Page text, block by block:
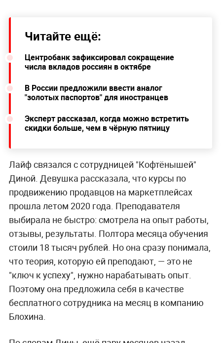
Читайте ещё:
Центробанк зафиксировал сокращение
числа вкладов россиян в октябре
В России предложили ввести аналог
"золотых паспортов" для иностранцев
Эксперт рассказал, когда можно встретить
скидки больше, чем в чёрную пятницу
Лайф связался с сотрудницей "Кофтёнышей"
Диной. Девушка рассказала, что курсы по
продвижению продавцов на маркетплейсах
прошла летом 2020 года. Преподавателя
выбирала не быстро: смотрела на опыт работы,
отзывы, результаты. Полтора месяца обучения
стоили 18 тысяч рублей. Но она сразу понимала,
что теория, которую ей преподают, — это не
"ключ к успеху", нужно нарабатывать опыт.
Поэтому она предложила себя в качестве
бесплатного сотрудника на месяц в компанию
Блохина.